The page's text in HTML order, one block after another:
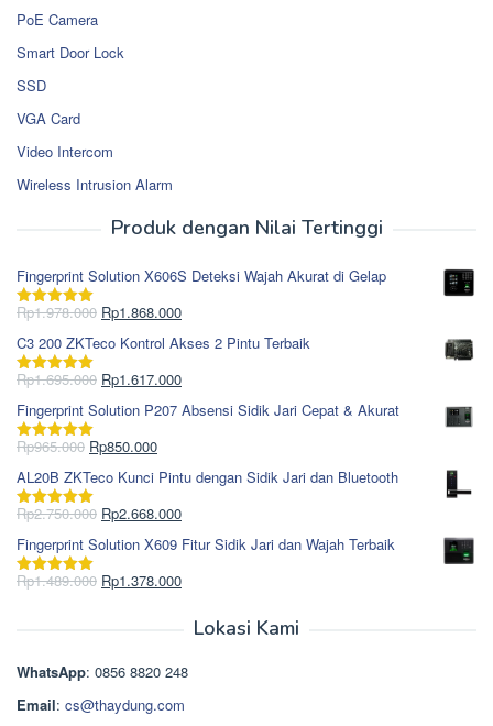
PoE Camera
Smart Door Lock
SSD
VGA Card
Video Intercom
Wireless Intrusion Alarm
Produk dengan Nilai Tertinggi
Fingerprint Solution X606S Deteksi Wajah Akurat di Gelap
Dinilai5.00
Rp1.978.000 Harga
aslinya
adalah:
Rp1.978.000.
Rp1.868.000Harga
saat
ini
adalah:
C3 200 ZKTeco Kontrol Akses 2 Pintu Terbaik
Dinilai5.00
Rp1.695.000 Harga
aslinya
adalah:
Rp1.695.000.
Rp1.617.000Harga
saat
ini
Fingerprint Solution P207 Absensi Sidik Jari Cepat & Akurat
Dinilai5.00
Rp965.000 Harga
aslinya
adalah:
Rp965.000.
Rp850.000Harga
saat
ini
adalah:
AL20B ZKTeco Kunci Pintu dengan Sidik Jari dan Bluetooth
Dinilai5.00
Rp2.750.000 Harga
aslinya
adalah:
Rp2.750.000.
Rp2.668.000Harga
saat
ini
adalah:
Fingerprint Solution X609 Fitur Sidik Jari dan Wajah Terbaik
Dinilai5.00
Rp1.489.000 Harga
Rp1.378.000Harga
Rp1.378.000.
Lokasi Kami
WhatsApp: 0856 8820 248
Email: cs@thaydung.com